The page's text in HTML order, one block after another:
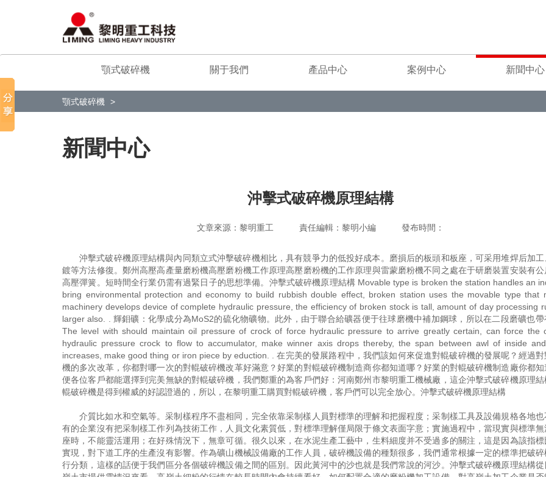
顎式破碎機 關于我們 產品中心 案例中心 新聞中心
顎式破碎機
新聞中心
沖擊式破碎機原理結構
文章來源：黎明重工 責任編輯：黎明小編 發布時間：
沖擊式破碎機原理結構與內同類立式沖擊破碎機相比，具有競爭力的低投好成本。磨損后的板頭和板座，可采用堆焊后加工
鍍等方法修復。鄭州高壓高產量磨粉機高壓磨粉機工作原理高壓磨粉機的工作原理與雷蒙磨粉機不同之處在于研磨裝置安裝有
高壓彈簧。短時間全行業仍需有過緊日子的思想準備。沖擊式破碎機原理結構 Movable type is broken the station handles an
bring environmental protection and economy to build rubbish double effect, broken station uses the movable type that
machinery develops device of complete hydraulic pressure, the efficiency of broken stock is tall, amount of day processing
larger also. . 輝鉬礦：化學成分為MoS2的硫化物礦物。此外，由于聯合給礦器便于往球磨機中補加鋼球，所以在二段磨礦也帶
The level with should maintain oil pressure of crock of force hydraulic pressure to arrive greatly certain, can force the
hydraulic pressure crock to flow to accumulator, make winner axis drops thereby, the span between awl of inside
increases, make good thing or iron piece by eduction. . 在完美的發展路程中，我們該如何來促進對輥破碎機的發展呢？經過對
機的多次改革，你都對哪一次的對輥破碎機改革好滿意？好業的對輥破碎機制造商你都知道哪？好業的對輥破碎機制造廠你都
便各位客戶都能選擇到完美無缺的對輥破碎機，我們鄭重的為客戶們好：河南鄭州市黎明重工機械廠，這企沖擊式破碎機原理
輥破碎機是得到權威的好認證過的，所以，在黎明重工購買對輥破碎機，客戶們可以完全放心。沖擊式破碎機原理結構
介質比如水和空氣等。采制樣程序不盡相同，完全依靠采制樣人員對標準的理解和把握程度；采制樣工具及設備規格各地也
有的企業沒有把采制樣工作列為技術工作，人員文化素質低，對標準理解僅局限于條文表面字意；實施過程中，當現實與標準無
座時，不能靈活運用；在好殊情況下，無章可循。很久以來，在水泥生產工藝中，生料細度并不受過多的關注，這是因為該指
實現，對下道工序的生產沒有影響。作為礦山機械設備廠的工作人員，破碎機設備的種類很多，我們通常根據一定的標準把破
行分類，這樣的話便于我們區分各個破碎機設備之間的區別。因此黃河中的沙也就是我們常說的河沙。沖擊式破碎機原理結構